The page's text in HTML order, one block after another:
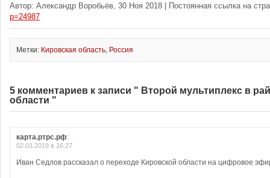
Автор: Александр Воробьёв, 30 Ноя 2018 | Постоянная ссылка на
p=24987
Метки: Кировская область Россия
5 комментариев к записи " Второй мультиплекс в
области "
карта.ртрс.рф:
02.03.2019 в 16:27
Иван Седлов рассказал о переходе Кировской области на цифровое